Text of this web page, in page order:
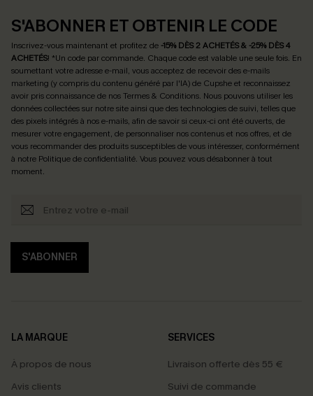
S'ABONNER ET OBTENIR LE CODE
Inscrivez-vous maintenant et profitez de -15% DÈS 2 ACHETÉS & -25% DÈS 4
ACHETÉS! *Un code par commande. Chaque code est valable une seule fois. En
soumettant votre adresse e-mail, vous acceptez de recevoir des e-mails
marketing (y compris du contenu généré par l'IA) de Cupshe et reconnaissez
avoir pris connaissance de nosTermes & Conditions. Nous pouvons utiliser les
données collectées sur notre site ainsi que des technologies de suivi, telles que
des pixels intégrés à nos e-mails, afin de savoir si ceux-ci ont été ouverts, de
mesurer votre engagement, de personnaliser nos contenus et nos offres, et de
vous recommander des produits susceptibles de vous intéresser, conformément
à notre Politique de confidentialité. Vous pouvez vous désabonner à tout
moment.
S'ABONNER
LA MARQUE
À propos de nous
Avis clients
SERVICES
Livraison offerte dès 55 €
Suivi de commande